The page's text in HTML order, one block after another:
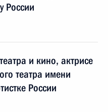
России
и кино, актрисе
театра имени
России